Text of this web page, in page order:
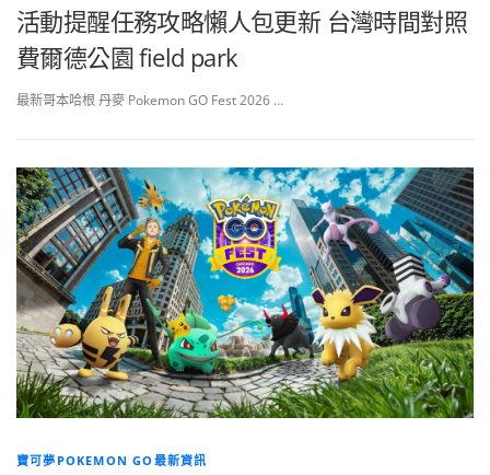
活動提醒任務攻略懶人包更新 台灣時間對照
費爾德公園 field park
最新哥本哈根 丹麥 Pokemon GO Fest 2026 …
寶可夢POKEMON GO最新資訊